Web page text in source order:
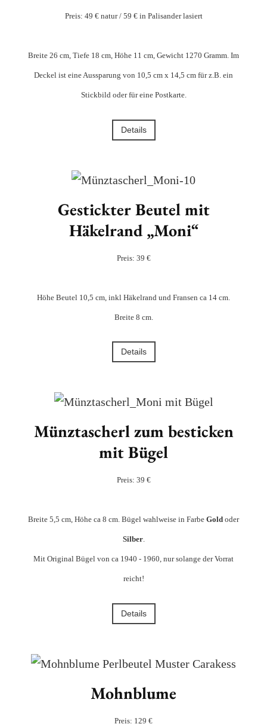
Preis: 49 € natur / 59 € in Palisander lasiert
Breite 26 cm, Tiefe 18 cm, Höhe 11 cm, Gewicht 1270 Gramm. Im
Deckel ist eine Aussparung von 10,5 cm x 14,5 cm für z.B. ein
Stickbild oder für eine Postkarte.
Details
Gestickter Beutel mit
Häkelrand „Moni“
Preis: 39 €
Höhe Beutel 10,5 cm, inkl Häkelrand und Fransen ca 14 cm.
Breite 8 cm.
Details
Münztascherl zum besticken
mit Bügel
Preis: 39 €
Breite 5,5 cm, Höhe ca 8 cm. Bügel wahlweise in Farbe Gold oder
Silber.
Mit Original Bügel von ca 1940 - 1960, nur solange der Vorrat
reicht!
Details
Mohnblume
Preis: 129 €